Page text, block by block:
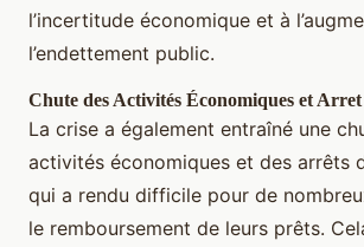
l’incertitude économique et à
l’endettement public.
Chute des Activités Économiques et
La crise a également entraîné une
activités économiques et des arrêts
qui a rendu difficile pour de
le remboursement de leurs prêts.